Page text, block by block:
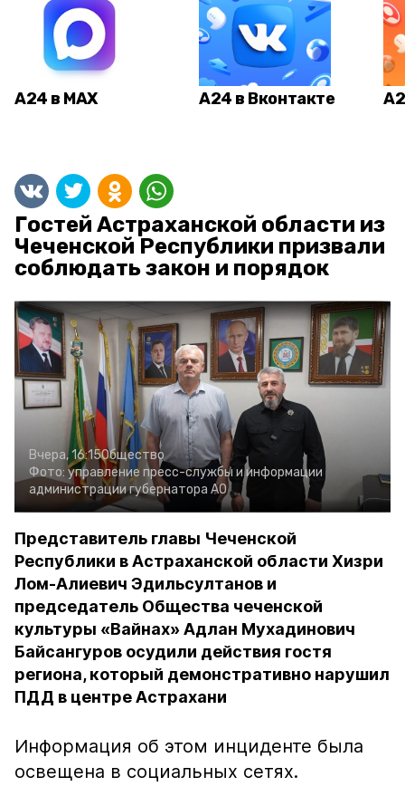
А24 в MAX А24 в Вконтакте
Гостей Астраханской области из
Чеченской Республики призвали
соблюдать закон и порядок
Вчера, 16:15Общество
Фото: управление пресс-службы и информации
администрации губернатора АО
Представитель главы Чеченской
Республики в Астраханской области Хизри
Лом-Алиевич Эдильсултанов и
председатель Общества чеченской
культуры «Вайнах» Адлан Мухадинович
Байсангуров осудили действия гостя
региона, который демонстративно нарушил
ПДД в центре Астрахани
Информация об этом инциденте была
освещена в социальных сетях.